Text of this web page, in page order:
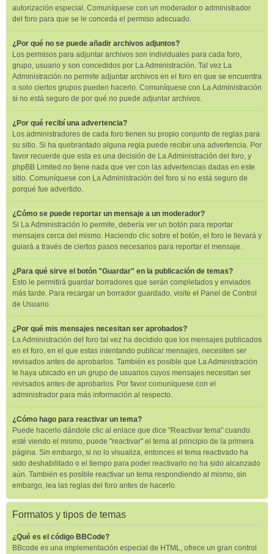
autorización especial. Comuníquese con un moderador o administrador
del foro para que se le conceda el permiso adecuado.
¿Por qué no se puede añadir archivos adjuntos?
Los permisos para adjuntar archivos son individuales para cada foro,
grupo, usuario y son concedidos por La Administración. Tal vez La
Administración no permite adjuntar archivos en el foro en que se encuentra
o solo ciertos grupos pueden hacerlo. Comuníquese con La Administración
si no está seguro de por qué no puede adjuntar archivos.
¿Por qué recibí una advertencia?
Los administradores de cada foro tienen su propio conjunto de reglas para
su sitio. Si ha quebrantado alguna regla puede recibir una advertencia. Por
favor recuerde que esta es una decisión de La Administración del foro, y
phpBB Limited no tiene nada que ver con las advertencias dadas en este
sitio. Comuníquese con La Administración del foro si no está seguro de
porqué fue advertido.
¿Cómo se puede reportar un mensaje a un moderador?
Si La Administración lo permite, debería ver un botón para reportar
mensajes cerca del mismo. Haciendo clic sobre el botón, el foro le llevará y
guiará a través de ciertos pasos necesarios para reportar el mensaje.
¿Para qué sirve el botón "Guardar" en la publicación de temas?
Esto le permitirá guardar borradores que serán completados y enviados
más tarde. Para recargar un borrador guardado, visite el Panel de Control
de Usuario.
¿Por qué mis mensajes necesitan ser aprobados?
La Administración del foro tal vez ha decidido que los mensajes publicados
en el foro, en el que estas intentando publicar mensajes, necesiten ser
revisados antes de aprobarlos. También es posible que La Administración
le haya ubicado en un grupo de usuarios cuyos mensajes necesitan ser
revisados antes de aprobarlos. Por favor comuníquese con el
administrador para más información al respecto.
¿Cómo hago para reactivar un tema?
Puede hacerlo dándole clic al enlace que dice "Reactivar tema" cuando
esté viendo el mismo, puede "reactivar" el tema al principio de la primera
página. Sin embargo, si no lo visualiza, entonces el tema reactivado ha
sido deshabilitado o el tiempo para poder reactivarlo no ha sido alcanzado
aún. También es posible reactivar un tema respondiendo al mismo, sin
embargo, lea las reglas del foro antes de hacerlo.
Formatos y tipos de temas
¿Qué es el código BBCode?
BBcode es una implementación especial de HTML, ofrece un gran control